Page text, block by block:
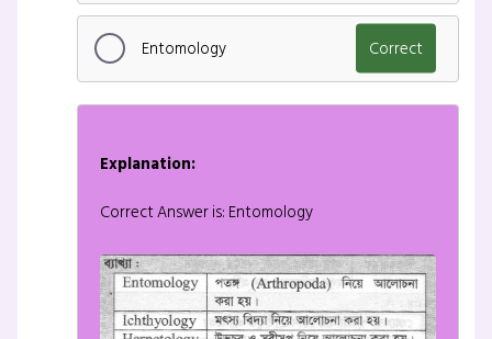
Entomology Correct
Explanation:
Correct Answer is: Entomology